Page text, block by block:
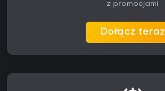
z promocjami
Dołącz teraz